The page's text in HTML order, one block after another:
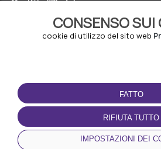
CONSENSO SUI
cookie di utilizzo del sito web
FATTO
RIFIUTA TUTTO
IMPOSTAZIONI DEI
CONDIZIONI D'USO
Termini e Condizioni
Politica sulla riservatezza
Gestione dei Cookie